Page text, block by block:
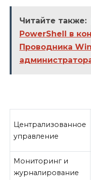
Читайте также:
PowerShell в
Проводника
Централизованное
управление
Мониторинг и
журналирование